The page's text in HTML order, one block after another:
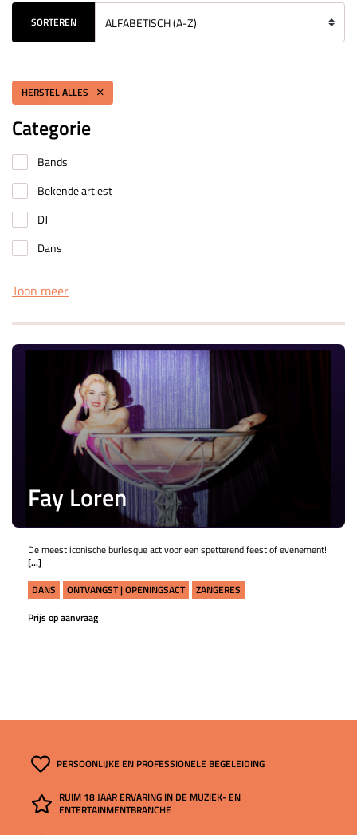
SORTEREN
HERSTEL ALLES
Categorie
Bands
Bekende artiest
DJ
Dans
Toon meer
Fay Loren
De meest iconische burlesque act voor een spetterend feest of evenement!
[...]
DANS
ONTVANGST | OPENINGSACT
ZANGERES
Prijs op aanvraag
PERSOONLIJKE EN PROFESSIONELE BEGELEIDING
RUIM 18 JAAR ERVARING IN DE MUZIEK- EN
ENTERTAINMENTBRANCHE